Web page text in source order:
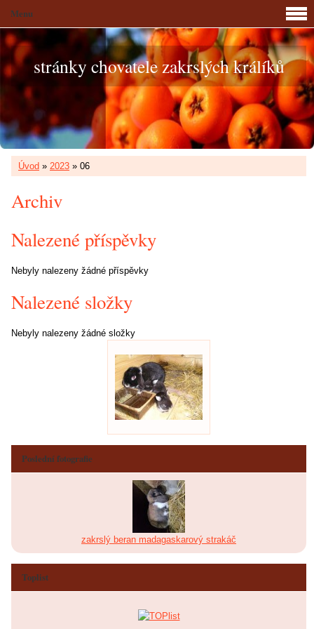
stránky chovatele zakrslých králíků
Úvod » 2023 » 06
Archiv
Nalezené příspěvky
Nebyly nalezeny žádné příspěvky
Nalezené složky
Nebyly nalezeny žádné složky
Menu
Poslední fotografie
zakrslý beran madagaskarový strakáč
Toplist